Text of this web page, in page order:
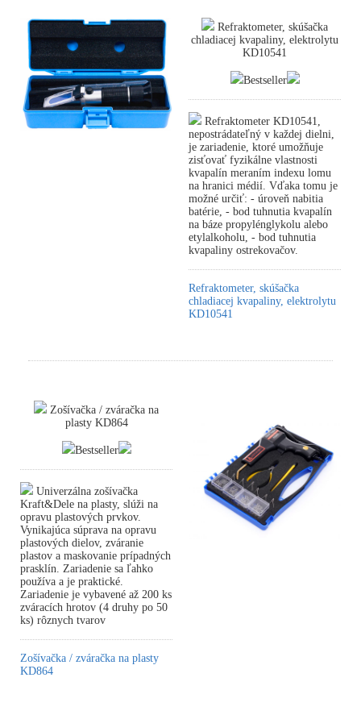
Refraktometer, skúšačka
chladiacej kvapaliny, elektrolytu
KD10541
Bestseller
Refraktometer KD10541,
nepostrádateľný v každej dielni,
je zariadenie, ktoré umožňuje
zisťovať fyzikálne vlastnosti
kvapalín meraním indexu lomu
na hranici médií. Vďaka tomu je
možné určiť: - úroveň nabitia
batérie, - bod tuhnutia kvapalín
na báze propylénglykolu alebo
etylalkoholu, - bod tuhnutia
kvapaliny ostrekovačov.
Refraktometer, skúšačka
chladiacej kvapaliny, elektrolytu
KD10541
Zošívačka / zváračka na
plasty KD864
Bestseller
Univerzálna zošívačka
Kraft&Dele na plasty, slúži na
opravu plastových prvkov.
Vynikajúca súprava na opravu
plastových dielov, zváranie
plastov a maskovanie prípadných
prasklín. Zariadenie sa ľahko
používa a je praktické.
Zariadenie je vybavené až 200 ks
zváracích hrotov (4 druhy po 50
ks) rôznych tvarov
Zošívačka / zváračka na plasty
KD864